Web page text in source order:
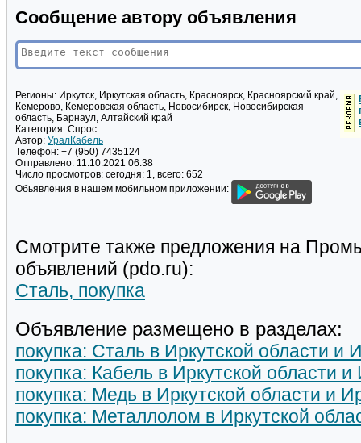
Сообщение автору объявления
Регионы: Иркутск, Иркутская область, Красноярск, Красноярский край,
Кемерово, Кемеровская область, Новосибирск, Новосибирская
область, Барнаул, Алтайский край
Категория: Спрос
Автор: УралКабель
Телефон: +7 (950) 7435124
Отправлено: 11.10.2021 06:38
Число просмотров: сегодня: 1, всего: 652
Обьявления в нашем мобильном приложении:
Смотрите также предложения на
объявлений (pdo.ru):
Сталь, покупка
Объявление размещено в разделах:
покупка: Сталь в Иркутской области и
покупка: Кабель в Иркутской области и
покупка: Медь в Иркутской области и
покупка: Металлолом в Иркутской